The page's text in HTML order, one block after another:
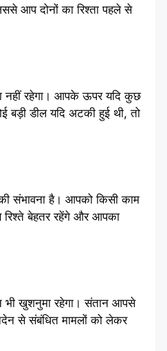
आप दोनों का रिश्ता पहले से
नहीं रहेगा। आपके ऊपर यदि कुछ
बड़ी डील यदि अटकी हुई थी, तो
संभावना है। आपको किसी काम
बेहतर रहेंगे और आपका
भी खुशनुमा रहेगा। संतान आपसे
से संबंधित मामलों को लेकर